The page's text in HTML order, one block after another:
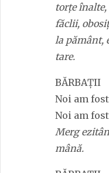
torțe înalte,
făclii,
la pământ,
tare.
BĂRBAȚII
Noi am
Noi am
Merg
mână.